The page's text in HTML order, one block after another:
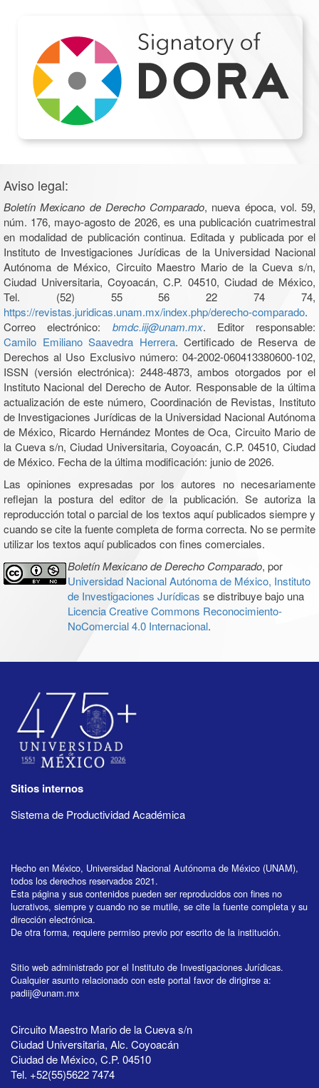
Aviso legal:
Boletín Mexicano de Derecho Comparado, nueva época, vol. 59,
núm. 176, mayo-agosto de 2026, es una publicación cuatrimestral
en modalidad de publicación continua. Editada y publicada por el
Instituto de Investigaciones Jurídicas de la Universidad Nacional
Autónoma de México, Circuito Maestro Mario de la Cueva s/n,
Ciudad Universitaria, Coyoacán, C.P. 04510, Ciudad de México,
Tel. (52) 55 56 22 74 74,
https://revistas.juridicas.unam.mx/index.php/derecho-comparado.
Correo electrónico: bmdc.iij@unam.mx. Editor responsable:
Camilo Emiliano Saavedra Herrera. Certificado de Reserva de
Derechos al Uso Exclusivo número: 04-2002-060413380600-102,
ISSN (versión electrónica): 2448-4873, ambos otorgados por el
Instituto Nacional del Derecho de Autor. Responsable de la última
actualización de este número, Coordinación de Revistas, Instituto
de Investigaciones Jurídicas de la Universidad Nacional Autónoma
de México, Ricardo Hernández Montes de Oca, Circuito Mario de
la Cueva s/n, Ciudad Universitaria, Coyoacán, C.P. 04510, Ciudad
de México. Fecha de la última modificación: junio de 2026.
Las opiniones expresadas por los autores no necesariamente
reflejan la postura del editor de la publicación. Se autoriza la
reproducción total o parcial de los textos aquí publicados siempre y
cuando se cite la fuente completa de forma correcta. No se permite
utilizar los textos aquí publicados con fines comerciales.
Boletín Mexicano de Derecho Comparado, por
Universidad Nacional Autónoma de México, Instituto
de Investigaciones Jurídicas se distribuye bajo una
Licencia Creative Commons Reconocimiento-
NoComercial 4.0 Internacional.
Sitios internos
Sistema de Productividad Académica
Hecho en México, Universidad Nacional Autónoma de México (UNAM),
todos los derechos reservados 2021.
Esta página y sus contenidos pueden ser reproducidos con fines no
lucrativos, siempre y cuando no se mutile, se cite la fuente completa y su
dirección electrónica.
De otra forma, requiere permiso previo por escrito de la institución.
Sitio web administrado por el Instituto de Investigaciones Jurídicas.
Cualquier asunto relacionado con este portal favor de dirigirse a:
padiij@unam.mx
Circuito Maestro Mario de la Cueva s/n
Ciudad Universitaria, Alc. Coyoacán
Ciudad de México, C.P. 04510
Tel. +52(55)5622 7474